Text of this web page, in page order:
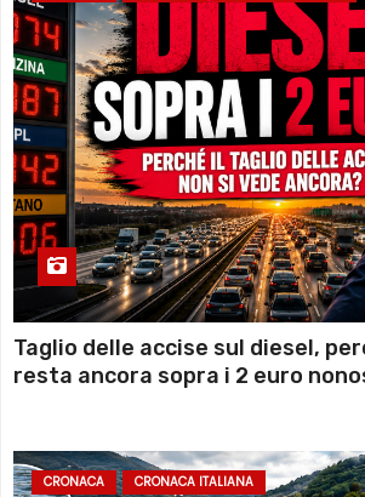
Taglio delle accise sul diesel,
resta ancora sopra i 2 euro
CRONACA CRONACA ITALIANA